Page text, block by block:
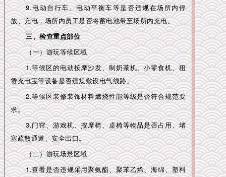
9.电动自行车、电动平衡车等是否违规在场所内停
放、充电，场所内员工是否将蓄电池带至场所内充电。
三、检查重点部位
（一）游玩等候区域
1.等候区的电动按摩沙发、制奶茶机、小零食机、租
赁充电宝等设备是否违规敷设电气线路。
2.等候区装修装饰材料燃烧性能等级是否符合规范要
求。
3.门帘、游戏机、按摩椅、桌椅等物品是否占用、堵
塞疏散通道、安全出口。
（二）游玩场景区域
1.查看是否违规采用聚氨酯、聚苯乙烯、海绵、塑料